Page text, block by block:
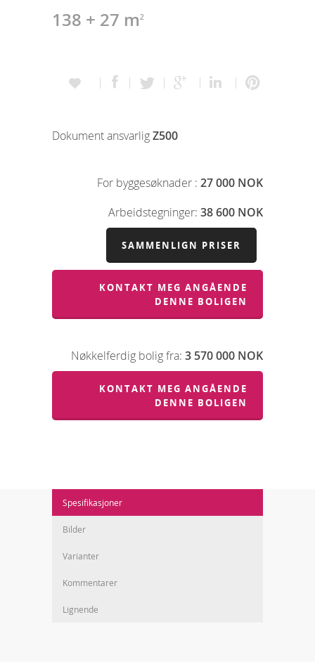
138 + 27 m2
Dokument ansvarligZ500
For byggesøknader : 27 000 NOK
Arbeidstegninger: 38 600 NOK
SAMMENLIGN PRISER
KONTAKT MEG ANGÅENDE
DENNE BOLIGEN
Nøkkelferdig bolig fra: 3 570 000 NOK
KONTAKT MEG ANGÅENDE
DENNE BOLIGEN
Spesifikasjoner
Bilder
Varianter
Kommentarer
Lignende